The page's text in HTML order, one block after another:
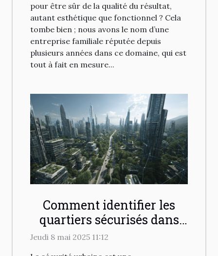
pour être sûr de la qualité du résultat,
autant esthétique que fonctionnel ? Cela
tombe bien ; nous avons le nom d’une
entreprise familiale réputée depuis
plusieurs années dans ce domaine, qui est
tout à fait en mesure...
Comment identifier les
quartiers sécurisés dans
votre ville en 2025
Jeudi 8 mai 2025 11:12